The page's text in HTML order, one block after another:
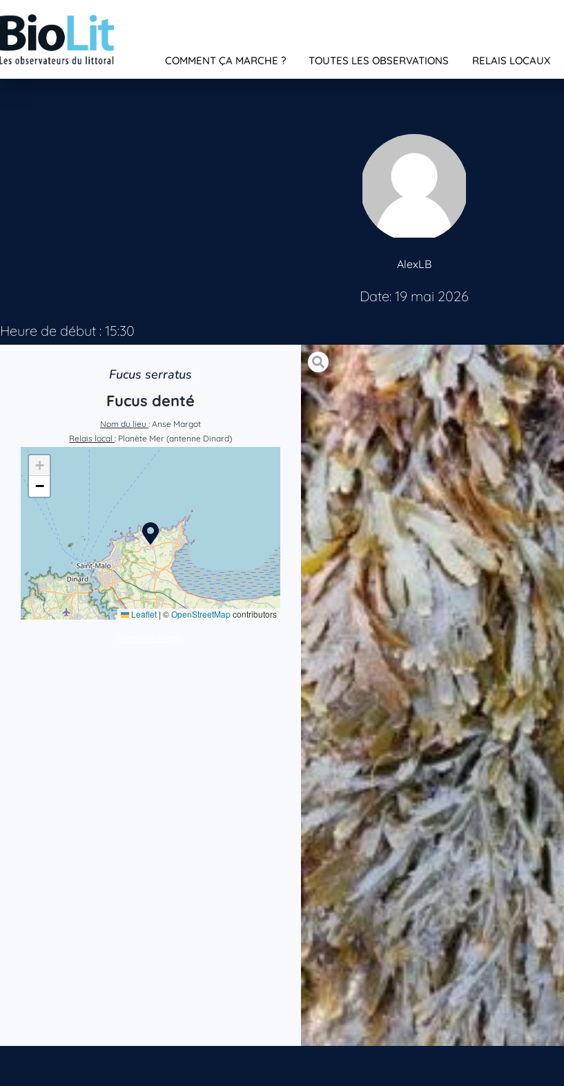
COMMENT ÇA MARCHE ? TOUTES LES OBSERVATIONS RELAIS LOCAUX
AlexLB
Date: 19 mai 2026
Heure de début : 15:30
Fucus serratus
Fucus denté
Nom du lieu : Anse Margot
Relais local : Planète Mer (antenne Dinard)
+
−
Leaflet | ©OpenStreetMapcontributors